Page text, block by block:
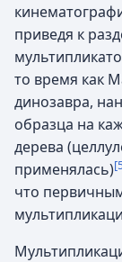
приведя к
то время как
динозавра,
образца на
дерева
применялась)
что